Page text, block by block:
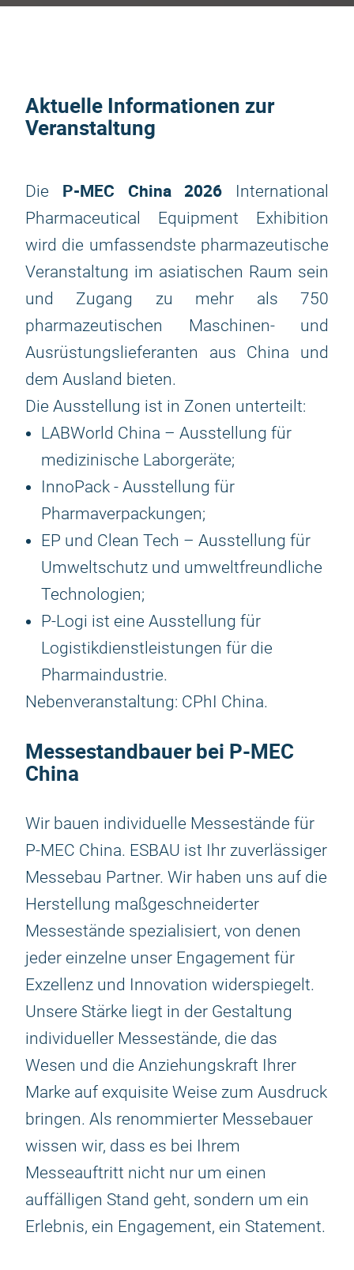
Aktuelle Informationen zur
Veranstaltung
Die P-MEC China 2026 International
Pharmaceutical Equipment Exhibition
wird die umfassendste pharmazeutische
Veranstaltung im asiatischen Raum sein
und Zugang zu mehr als 750
pharmazeutischen Maschinen- und
Ausrüstungslieferanten aus China und
dem Ausland bieten.
Die Ausstellung ist in Zonen unterteilt:
LABWorld China – Ausstellung für
medizinische Laborgeräte;
InnoPack - Ausstellung für
Pharmaverpackungen;
EP und Clean Tech – Ausstellung für
Umweltschutz und umweltfreundliche
Technologien;
P-Logi ist eine Ausstellung für
Logistikdienstleistungen für die
Pharmaindustrie.
Nebenveranstaltung: CPhI China.
Messestandbauer bei P-MEC
China
Wir bauen individuelle Messestände für
P-MEC China. ESBAU ist Ihr zuverlässiger
Messebau Partner. Wir haben uns auf die
Herstellung maßgeschneiderter
Messestände spezialisiert, von denen
jeder einzelne unser Engagement für
Exzellenz und Innovation widerspiegelt.
Unsere Stärke liegt in der Gestaltung
individueller Messestände, die das
Wesen und die Anziehungskraft Ihrer
Marke auf exquisite Weise zum Ausdruck
bringen. Als renommierter Messebauer
wissen wir, dass es bei Ihrem
Messeauftritt nicht nur um einen
auffälligen Stand geht, sondern um ein
Erlebnis, ein Engagement, ein Statement.